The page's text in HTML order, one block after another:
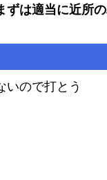
ずは適当に近所
いので打とう